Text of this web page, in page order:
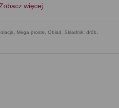
więcej…
, Mega proste, Obiad, Składnik: drób,